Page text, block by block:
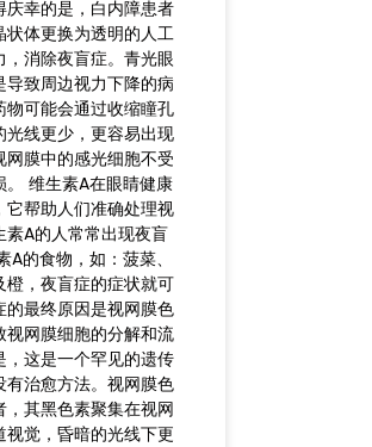
幸的是，白内障患者
体更换为透明的人工
消除夜盲症。青光眼
致周边视力下降的病
可能会通过收缩瞳孔
线更少，更容易出现
膜中的感光细胞不受
维生素A在眼睛健康
帮助人们准确处理视
A的人常常出现夜盲
的食物，如：菠菜、
，夜盲症的症状就可
最终原因是视网膜色
网膜细胞的分解和流
这是一个罕见的遗传
治愈方法。视网膜色
其黑色素聚集在视网
觉，昏暗的光线下更